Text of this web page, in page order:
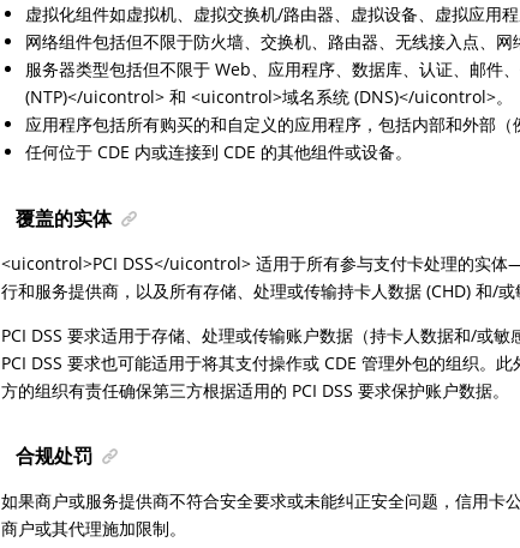
虚拟化组件如虚拟机、虚拟交换机/路由器、虚拟设备、虚拟应用
网络组件包括但不限于防火墙、交换机、路由器、无线接入点、网
服务器类型包括但不限于 Web、应用程序、数据库、认证、邮件
(NTP)</uicontrol> 和 <uicontrol>域名系统 (DNS)</uicontrol>。
应用程序包括所有购买的和自定义的应用程序，包括内部和外部（
任何位于 CDE 内或连接到 CDE 的其他组件或设备。
覆盖的实体
<uicontrol>PCI DSS</uicontrol> 适用于所有参与支付卡处理的实
行和服务提供商，以及所有存储、处理或传输持卡人数据 (CHD) 和/或
PCI DSS 要求适用于存储、处理或传输账户数据（持卡人数据和/或
PCI DSS 要求也可能适用于将其支付操作或 CDE 管理外包的组织。
方的组织有责任确保第三方根据适用的 PCI DSS 要求保护账户数据。
合规处罚
如果商户或服务提供商不符合安全要求或未能纠正安全问题，信用卡
商户或其代理施加限制。